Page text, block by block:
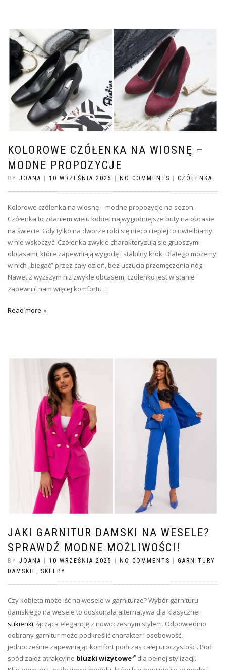
KOLOROWE CZÓŁENKA NA WIOSNĘ –
MODNE PROPOZYCJE
BY JOANA 10 WRZEŚNIA 2025 NO COMMENTS CZÓŁENKA
Kolorowe czółenka na wiosnę – modne propozycje na sezon.
Czółenka to zdaniem wielu kobiet najwygodniejsze buty na obcasie
na świecie. Gdy tylko na dworze robi się nieco cieplej to uwielbiamy
w nie wskoczyć. Czółenka zwykle charakteryzują się grubszymi
obcasami, które zapewniają wygodę i stabilny krok. Dlatego możemy
w nich „biegać” przez cały dzień, bez uczucia przemęczenia nóg.
Nawet z wyższym niż zwykle obcasem, czółenko jest w stanie
zapewnić nam więcej komfortu …
Read more
JAKI GARNITUR DAMSKI NA WESELE?
SPRAWDŹ MODNE MOŻLIWOŚCI!
BY JOANA | 10 WRZEŚNIA 2025 | NO COMMENTS | GARNITURY
DAMSKIE
SKLEPY
Czy kobieta może iść na wesele w garniturze? Wybór garnituru
damskiego na wesele to doskonała alternatywa dla klasycznej
sukienki , łącząca elegancję z nowoczesnym stylem. Odpowiednio
dobrany garnitur może podkreślić charakter i osobowość,
jednocześnie zapewniając komfort podczas całej uroczystości. Pod
spód załóż atrakcyjne bluzki wizytowe
dla pełnej stylizacji.